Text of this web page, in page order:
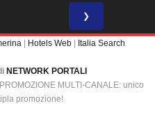
❯
Hotels Web Italia Search
NETWORK PORTALI
MULTI-CANALE: unico
promozione!